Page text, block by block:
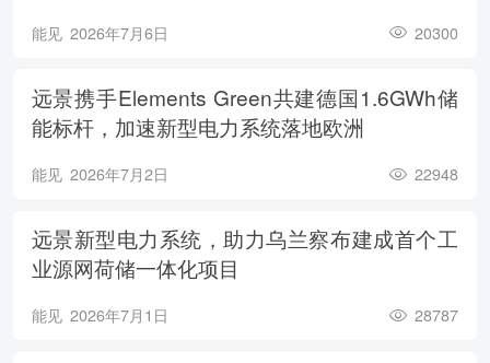
能见 2026年7月6日 20300
远景携手Elements Green共建德国1.6GWh储
能标杆，加速新型电力系统落地欧洲
能见 2026年7月2日 22948
远景新型电力系统，助力乌兰察布建成首个工
业源网荷储一体化项目
能见 2026年7月1日 28787